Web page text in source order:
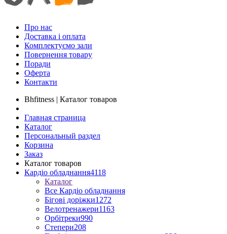
Про нас
Доставка і оплата
Комплектуємо зали
Повернення товару
Поради
Оферта
Контакти
Bhfitness | Каталог товаров
Главная страница
Каталог
Персональный раздел
Корзина
Заказ
Каталог товаров
Кардіо обладнання4118
Каталог
Все Кардіо обладнання
Бігові доріжки1272
Велотренажери1163
Орбітреки990
Степери208